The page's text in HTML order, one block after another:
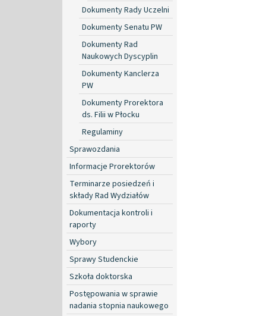
Dokumenty Rady Uczelni
Dokumenty Senatu PW
Dokumenty Rad
Naukowych Dyscyplin
Dokumenty Kanclerza
PW
Dokumenty Prorektora
ds. Filii w Płocku
Regulaminy
Sprawozdania
Informacje Prorektorów
Terminarze posiedzeń i
składy Rad Wydziałów
Dokumentacja kontroli i
raporty
Wybory
Sprawy Studenckie
Szkoła doktorska
Postępowania w sprawie
nadania stopnia naukowego